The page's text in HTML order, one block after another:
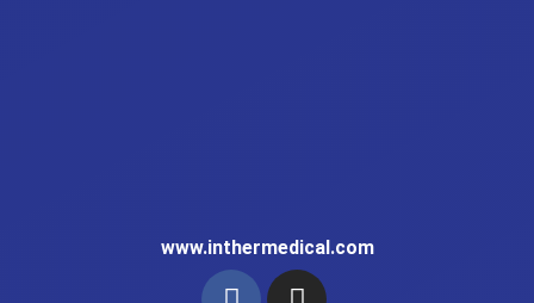
www.inthermedical.com